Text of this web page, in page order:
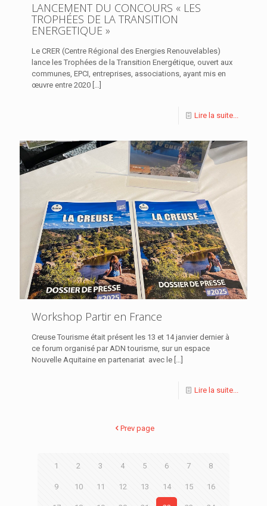
LANCEMENT DU CONCOURS « LES
TROPHÉES DE LA TRANSITION
ENERGETIQUE »
Le CRER (Centre Régional des Energies Renouvelables)
lance les Trophées de la Transition Energétique, ouvert aux
communes, EPCI, entreprises, associations, ayant mis en
œuvre entre 2020 […]
Lire la suite...
Workshop Partir en France
Creuse Tourisme était présent les 13 et 14 janvier dernier à
ce forum organisé par ADN tourisme, sur un espace
Nouvelle Aquitaine en partenariat avec le […]
Lire la suite...
Prev page
1 2 3 4 5 6 7 8
9 10 11 12 13 14 15 16